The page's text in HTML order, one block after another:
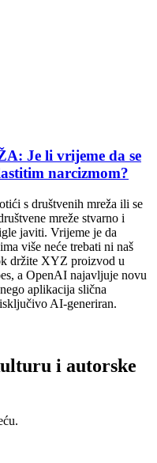
Je li vrijeme da se
narcizmom?
s društvenih mreža ili se
mreže stvarno i
javiti. Vrijeme je da
više neće trebati ni naš
držite XYZ proizvod u
a OpenAI najavljuje novu
aplikacija slična
AI-generiran.
i autorske